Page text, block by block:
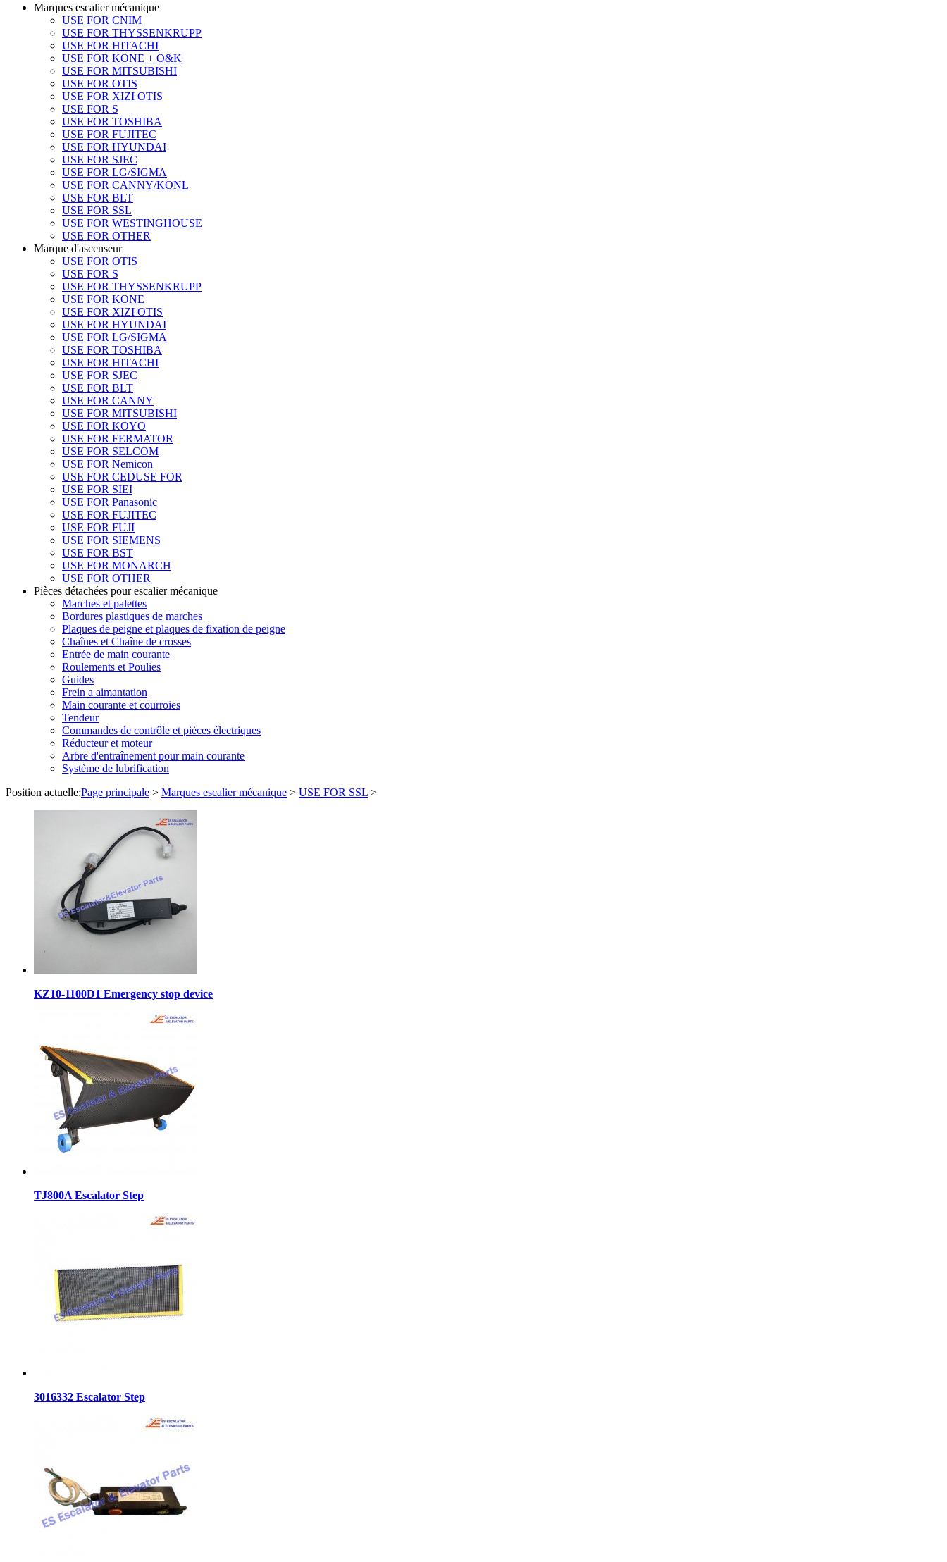
Marques escalier mécanique
USE FOR CNIM
USE FOR THYSSENKRUPP
USE FOR HITACHI
USE FOR KONE + O&K
USE FOR MITSUBISHI
USE FOR OTIS
USE FOR XIZI OTIS
USE FOR S
USE FOR TOSHIBA
USE FOR FUJITEC
USE FOR HYUNDAI
USE FOR SJEC
USE FOR LG/SIGMA
USE FOR CANNY/KONL
USE FOR BLT
USE FOR SSL
USE FOR WESTINGHOUSE
USE FOR OTHER
Marque d'ascenseur
USE FOR OTIS
USE FOR S
USE FOR THYSSENKRUPP
USE FOR KONE
USE FOR XIZI OTIS
USE FOR HYUNDAI
USE FOR LG/SIGMA
USE FOR TOSHIBA
USE FOR HITACHI
USE FOR SJEC
USE FOR BLT
USE FOR CANNY
USE FOR MITSUBISHI
USE FOR KOYO
USE FOR FERMATOR
USE FOR SELCOM
USE FOR Nemicon
USE FOR CEDUSE FOR
USE FOR SIEI
USE FOR Panasonic
USE FOR FUJITEC
USE FOR FUJI
USE FOR SIEMENS
USE FOR BST
USE FOR MONARCH
USE FOR OTHER
Pièces détachées pour escalier mécanique
Marches et palettes
Bordures plastiques de marches
Plaques de peigne et plaques de fixation de peigne
Chaînes et Chaîne de crosses
Entrée de main courante
Roulements et Poulies
Guides
Frein a aimantation
Main courante et courroies
Tendeur
Commandes de contrôle et pièces électriques
Réducteur et moteur
Arbre d'entraînement pour main courante
Système de lubrification
Position actuelle:Page principale > Marques escalier mécanique > USE FOR SSL >
KZ10-1100D1 Emergency stop device
TJ800A Escalator Step
3016332 Escalator Step